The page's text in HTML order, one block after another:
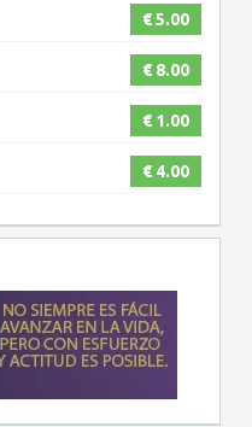
€ 5.00
€ 8.00
€ 1.00
€ 4.00